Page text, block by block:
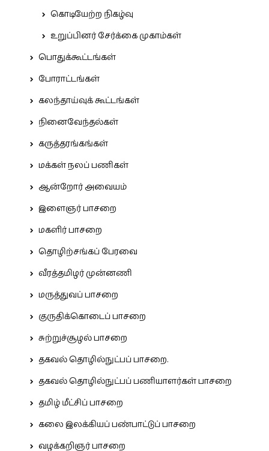
கொடியேற்ற நிகழ்வு
உறுப்பினர் சேர்க்கை முகாம்கள்
பொதுக்கூட்டங்கள்
போராட்டங்கள்
கலந்தாய்வுக் கூட்டங்கள்
நினைவேந்தல்கள்
கருத்தரங்கங்கள்
மக்கள் நலப் பணிகள்
ஆன்றோர் அவையம்
இளைஞர் பாசறை
மகளிர் பாசறை
தொழிற்சங்கப் பேரவை
வீரத்தமிழர் முன்னணி
மருத்துவப் பாசறை
குருதிக்கொடைப் பாசறை
சுற்றுச்சூழல் பாசறை
தகவல் தொழில்நுட்பப் பாசறை.
தகவல் தொழில்நுட்பப் பணியாளர்கள் பாசறை
தமிழ் மீட்சிப் பாசறை
கலை இலக்கியப் பண்பாட்டுப் பாசறை
வழக்கறிஞர் பாசறை